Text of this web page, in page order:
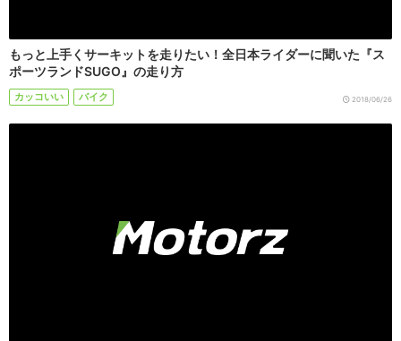
もっと上手くサーキットを走りたい！全日本ライダーに聞いた『ス
ポーツランドSUGO』の走り方
カッコいい バイク 2018/06/26